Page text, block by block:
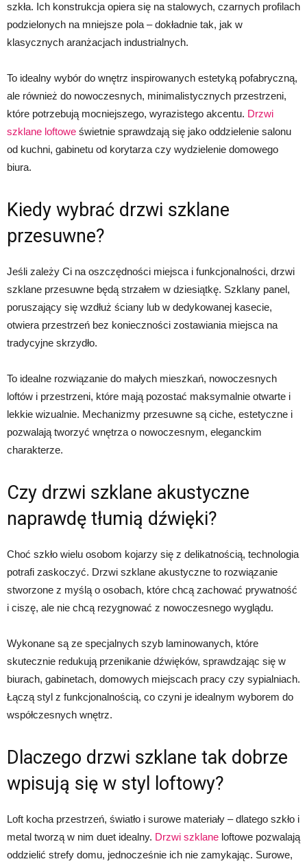
szkła. Ich konstrukcja opiera się na stalowych, czarnych profilach
podzielonych na mniejsze pola – dokładnie tak, jak w
klasycznych aranżacjach industrialnych.
To idealny wybór do wnętrz inspirowanych estetyką pofabryczną,
ale również do nowoczesnych, minimalistycznych przestrzeni,
które potrzebują mocniejszego, wyrazistego akcentu. Drzwi
szklane loftowe świetnie sprawdzają się jako oddzielenie salonu
od kuchni, gabinetu od korytarza czy wydzielenie domowego
biura.
Kiedy wybrać drzwi szklane
przesuwne?
Jeśli zależy Ci na oszczędności miejsca i funkcjonalności, drzwi
szklane przesuwne będą strzałem w dziesiątkę. Szklany panel,
poruszający się wzdłuż ściany lub w dedykowanej kasecie,
otwiera przestrzeń bez konieczności zostawiania miejsca na
tradycyjne skrzydło.
To idealne rozwiązanie do małych mieszkań, nowoczesnych
loftów i przestrzeni, które mają pozostać maksymalnie otwarte i
lekkie wizualnie. Mechanizmy przesuwne są ciche, estetyczne i
pozwalają tworzyć wnętrza o nowoczesnym, eleganckim
charakterze.
Czy drzwi szklane akustyczne
naprawdę tłumią dźwięki?
Choć szkło wielu osobom kojarzy się z delikatnością, technologia
potrafi zaskoczyć. Drzwi szklane akustyczne to rozwiązanie
stworzone z myślą o osobach, które chcą zachować prywatność
i ciszę, ale nie chcą rezygnować z nowoczesnego wyglądu.
Wykonane są ze specjalnych szyb laminowanych, które
skutecznie redukują przenikanie dźwięków, sprawdzając się w
biurach, gabinetach, domowych miejscach pracy czy sypialniach.
Łączą styl z funkcjonalnością, co czyni je idealnym wyborem do
współczesnych wnętrz.
Dlaczego drzwi szklane tak dobrze
wpisują się w styl loftowy?
Loft kocha przestrzeń, światło i surowe materiały – dlatego szkło i
metal tworzą w nim duet idealny. Drzwi szklane loftowe pozwalają
oddzielić strefy domu, jednocześnie ich nie zamykając. Surowe,